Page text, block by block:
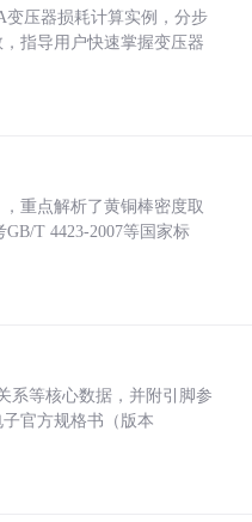
变压器损耗计算实例，分步
指导用户快速掌握变压器
重点解析了黄铜棒密度取
T 4423-2007等国家标
系等核心数据，并附引脚参
官方规格书（版本